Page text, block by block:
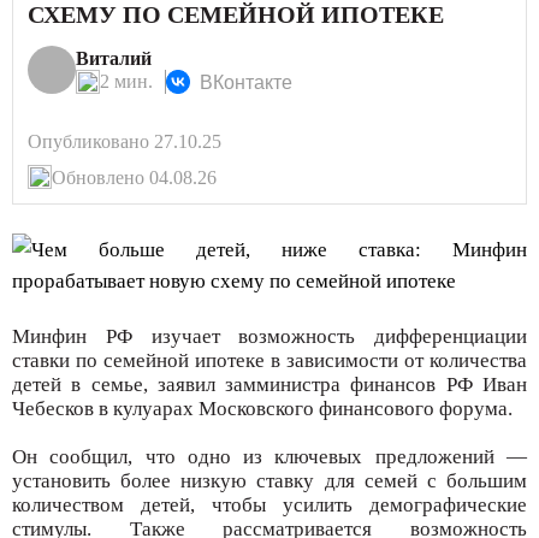
СХЕМУ ПО СЕМЕЙНОЙ ИПОТЕКЕ
Виталий
2 мин.
ВКонтакте
Опубликовано 27.10.25
Обновлено 04.08.26
Минфин РФ изучает возможность дифференциации
ставки по семейной ипотеке в зависимости от количества
детей в семье, заявил замминистра финансов РФ Иван
Чебесков в кулуарах Московского финансового форума.
Он сообщил, что одно из ключевых предложений —
установить более низкую ставку для семей с большим
количеством детей, чтобы усилить демографические
стимулы. Также рассматривается возможность